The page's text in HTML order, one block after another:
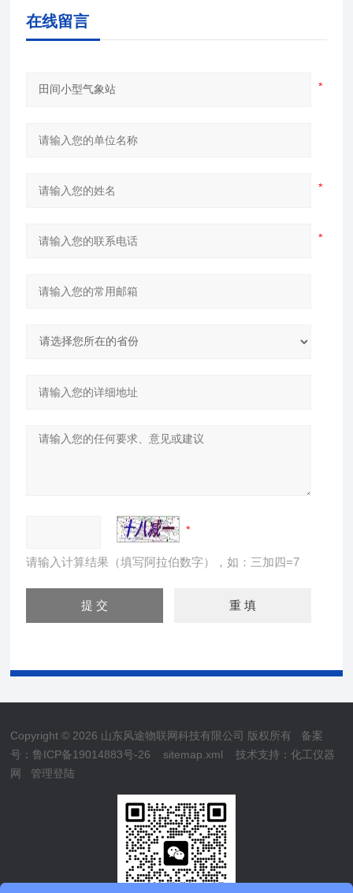
在线留言
请输入计算结果（填写阿拉伯数字），如：三加四=7
Copyright © 2026 山东风途物联网科技有限公司 版权所有 备案
号：鲁ICP备19014883号-26
sitemap.xml 技术支持：化工仪器
网
管理登陆